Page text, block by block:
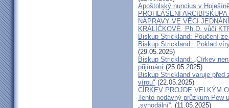
Apoštolský nuncius v
PROHLÁŠENÍ
NÁPRAVY VE VĚCI
KRÁLÍČKOVÉ, Ph.D. vůči
Biskup Strickland: Poučení
Biskup Strickland: „Poklad
(29.05.2025)
Biskup Strickland: „Církev
přijímání (25.05.2025)
Biskup Strickland varuje
vírou" (22.05.2025)
CÍRKEV PROJDE VELKÝM
Tento nedávný průzkum Pew
„synodální“. (11.05.2025)